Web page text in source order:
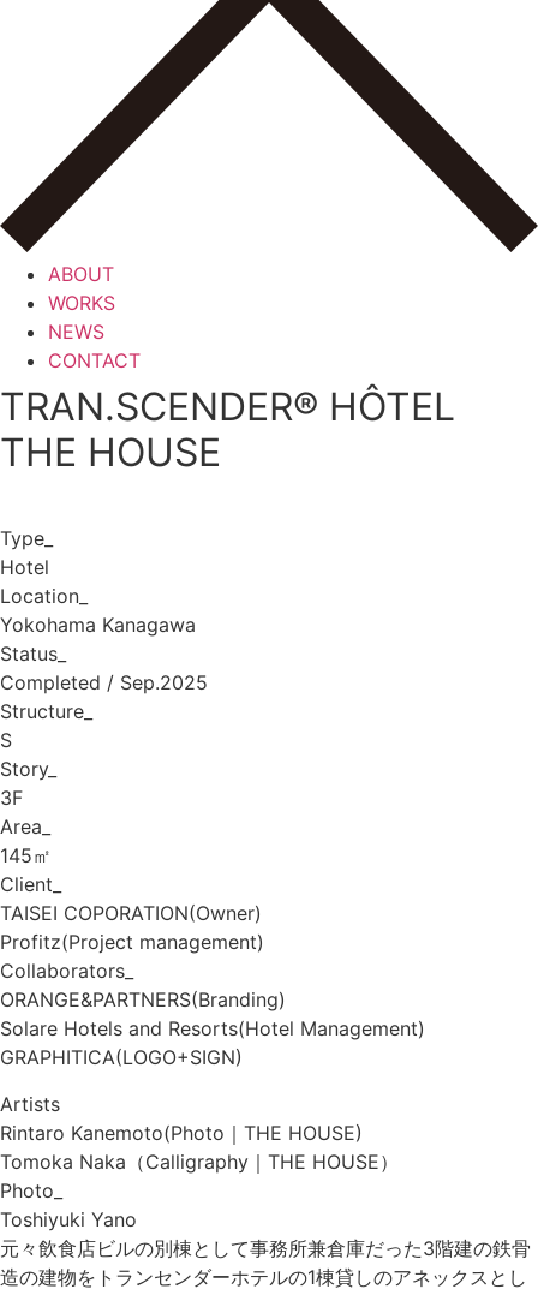
ABOUT
WORKS
NEWS
CONTACT
TRAN.SCENDER® HÔTEL
THE HOUSE
Type_
Hotel
Location_
Yokohama Kanagawa
Status_
Completed / Sep.2025
Structure_
S
Story_
3F
Area_
145㎡
Client_
TAISEI COPORATION(Owner)
Profitz(Project management)
Collaborators_
ORANGE&PARTNERS(Branding)
Solare Hotels and Resorts(Hotel Management)
GRAPHITICA(LOGO+SIGN)
Artists
Rintaro Kanemoto(Photo｜THE HOUSE)
Tomoka Naka（Calligraphy｜THE HOUSE）
Photo_
Toshiyuki Yano
元々飲食店ビルの別棟として事務所兼倉庫だった3階建の鉄骨
造の建物をトランセンダーホテルの1棟貸しのアネックスとし